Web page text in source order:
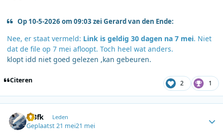
Op 10-5-2026 om 09:03 zei Gerard van den Ende:
Nee, er staat vermeld: Link is geldig 30 dagen na 7 mei. Niet
dat de file op 7 mei afloopt. Toch heel wat anders.
klopt idd niet goed gelezen ,kan gebeuren.
Citeren 2 1
dj3fk Leden
Geplaatst21 mei21 mei